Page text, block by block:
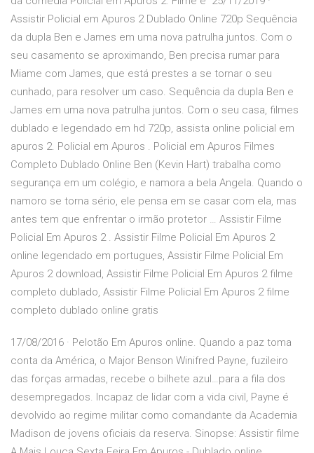
Assistir Policial em Apuros 2 Dublado Online 720p Sequência
da dupla Ben e James em uma nova patrulha juntos. Com o
seu casamento se aproximando, Ben precisa rumar para
Miame com James, que está prestes a se tornar o seu
cunhado, para resolver um caso. Sequência da dupla Ben e
James em uma nova patrulha juntos. Com o seu casa, filmes
dublado e legendado em hd 720p, assista online policial em
apuros 2. Policial em Apuros . Policial em Apuros Filmes
Completo Dublado Online Ben (Kevin Hart) trabalha como
segurança em um colégio, e namora a bela Angela. Quando o
namoro se torna sério, ele pensa em se casar com ela, mas
antes tem que enfrentar o irmão protetor … Assistir Filme
Policial Em Apuros 2 . Assistir Filme Policial Em Apuros 2
online legendado em portugues, Assistir Filme Policial Em
Apuros 2 download, Assistir Filme Policial Em Apuros 2 filme
completo dublado, Assistir Filme Policial Em Apuros 2 filme
completo dublado online gratis
17/08/2016 · Pelotão Em Apuros online. Quando a paz toma
conta da América, o Major Benson Winifred Payne, fuzileiro
das forças armadas, recebe o bilhete azul…para a fila dos
desempregados. Incapaz de lidar com a vida civil, Payne é
devolvido ao regime militar como comandante da Academia
Madison de jovens oficiais da reserva. Sinopse: Assistir filme